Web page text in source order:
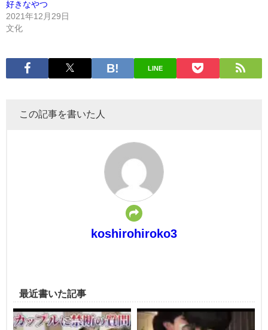
好きなやつ
2021年12月29日
文化
LINE
この記事を書いた人
koshirohiroko3
最近書いた記事